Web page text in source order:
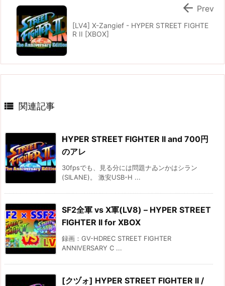
[LV4] X-Zangief - HYPER STREET FIGHTE
R II [XBOX]
 Prev
 関連記事
HYPER STREET FIGHTER II and 700円
のアレ
30fpsでも、見る分には問題ナゐンかはシラン
(SILANE)。 激安USB-H ...
SF2全軍 vs X軍(LV8) – HYPER STREET
FIGHTER II for XBOX
録画：GV-HDREC STREET FIGHTER
ANNIVERSARY C ...
[クヅォ] HYPER STREET FIGHTER II /